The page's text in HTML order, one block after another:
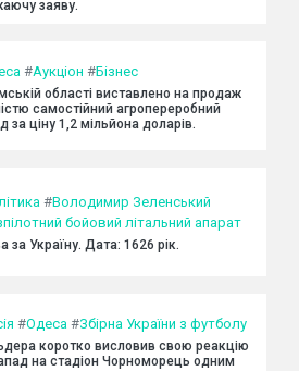
заяву.
#Аукціон #Бізнес
області виставлено на продаж
самостійний агропереробний
за ціну 1,2 мільйона доларів.
#Володимир Зеленський
бойовий літальний апарат
за Україну. Дата: 1626 рік.
#Одеса #Збірна України з футболу
коротко висловив свою реакцію
на стадіон Чорноморець одним